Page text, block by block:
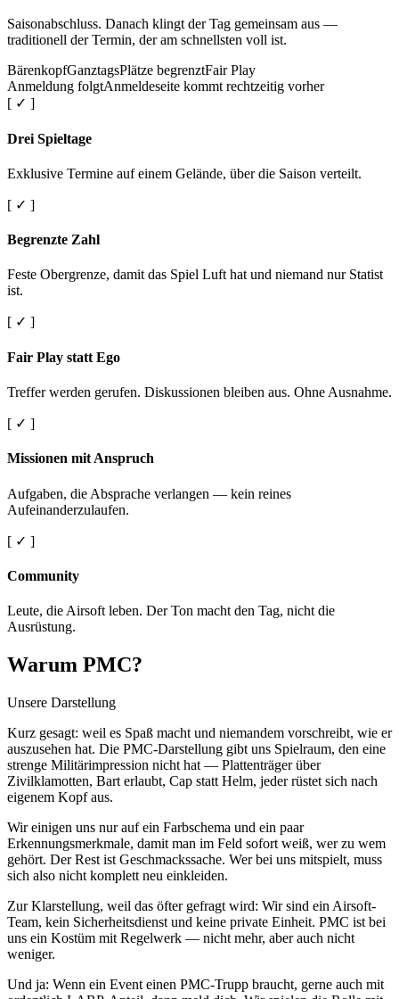
Saisonabschluss. Danach klingt der Tag gemeinsam aus —
traditionell der Termin, der am schnellsten voll ist.
BärenkopfGanztagsPlätze begrenztFair Play
Anmeldung folgtAnmeldeseite kommt rechtzeitig vorher
[ ✓ ]
Drei Spieltage
Exklusive Termine auf einem Gelände, über die Saison verteilt.
[ ✓ ]
Begrenzte Zahl
Feste Obergrenze, damit das Spiel Luft hat und niemand nur Statist
ist.
[ ✓ ]
Fair Play statt Ego
Treffer werden gerufen. Diskussionen bleiben aus. Ohne Ausnahme.
[ ✓ ]
Missionen mit Anspruch
Aufgaben, die Absprache verlangen — kein reines
Aufeinanderzulaufen.
[ ✓ ]
Community
Leute, die Airsoft leben. Der Ton macht den Tag, nicht die
Ausrüstung.
Warum PMC?
Unsere Darstellung
Kurz gesagt: weil es Spaß macht und niemandem vorschreibt, wie er
auszusehen hat. Die PMC-Darstellung gibt uns Spielraum, den eine
strenge Militärimpression nicht hat — Plattenträger über
Zivilklamotten, Bart erlaubt, Cap statt Helm, jeder rüstet sich nach
eigenem Kopf aus.
Wir einigen uns nur auf ein Farbschema und ein paar
Erkennungsmerkmale, damit man im Feld sofort weiß, wer zu wem
gehört. Der Rest ist Geschmackssache. Wer bei uns mitspielt, muss
sich also nicht komplett neu einkleiden.
Zur Klarstellung, weil das öfter gefragt wird: Wir sind ein Airsoft-
Team, kein Sicherheitsdienst und keine private Einheit. PMC ist bei
uns ein Kostüm mit Regelwerk — nicht mehr, aber auch nicht
weniger.
Und ja: Wenn ein Event einen PMC-Trupp braucht, gerne auch mit